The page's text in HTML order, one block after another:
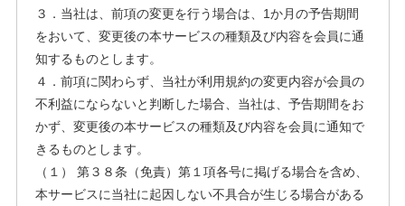
３．当社は、前項の変更を行う場合は、1か月の予告期間
をおいて、変更後の本サービスの種類及び内容を会員に通
知するものとします。
４．前項に関わらず、当社が利用規約の変更内容が会員の
不利益にならないと判断した場合、当社は、予告期間をお
かず、変更後の本サービスの種類及び内容を会員に通知で
きるものとします。
（１） 第３８条（免責）第１項各号に掲げる場合を含め、
本サービスに当社に起因しない不具合が生じる場合がある